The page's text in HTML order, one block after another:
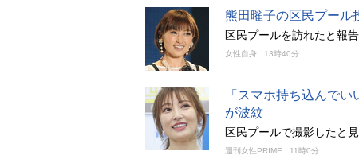
熊田曜子の区民プール
区民プールを訪れたと報
女性自身 13時40分
「スマホ持ち込んで
が波紋
区民プールで撮影したと
週刊女性PRIME 11時0分